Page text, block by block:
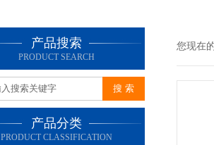
产品搜索
PRODUCT SEARCH
产品分类
PRODUCT CLASSIFICATION
您现在